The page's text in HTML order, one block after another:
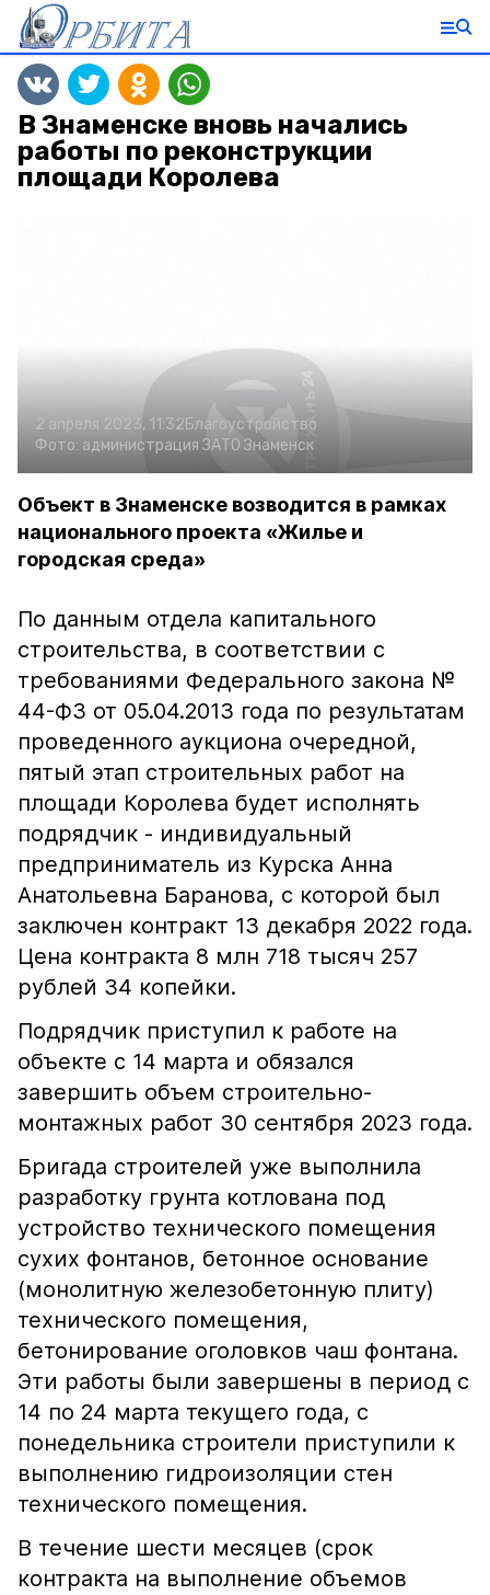
В Знаменске вновь начались
работы по реконструкции
площади Королева
2 апреля 2023, 11:32Благоустройство
Фото: администрация ЗАТО Знаменск
Объект в Знаменске возводится в рамках
национального проекта «Жилье и
городская среда»
По данным отдела капитального
строительства, в соответствии с
требованиями Федерального закона №
44-ФЗ от 05.04.2013 года по результатам
проведенного аукциона очередной,
пятый этап строительных работ на
площади Королева будет исполнять
подрядчик - индивидуальный
предприниматель из Курска Анна
Анатольевна Баранова, с которой был
заключен контракт 13 декабря 2022 года.
Цена контракта 8 млн 718 тысяч 257
рублей 34 копейки.
Подрядчик приступил к работе на
объекте с 14 марта и обязался
завершить объем строительно-
монтажных работ 30 сентября 2023 года.
Бригада строителей уже выполнила
разработку грунта котлована под
устройство технического помещения
сухих фонтанов, бетонное основание
(монолитную железобетонную плиту)
технического помещения,
бетонирование оголовков чаш фонтана.
Эти работы были завершены в период с
14 по 24 марта текущего года, с
понедельника строители приступили к
выполнению гидроизоляции стен
технического помещения.
В течение шести месяцев (срок
контракта на выполнение объемов